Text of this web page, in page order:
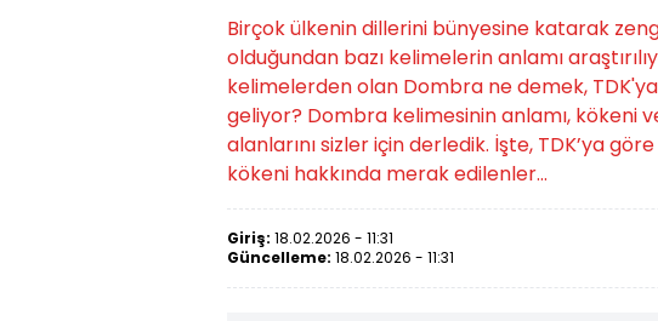
Birçok ülkenin dillerini bünyesine katarak
olduğundan bazı kelimelerin anlamı
kelimelerden olan Dombra ne demek,
geliyor? Dombra kelimesinin anlamı, kökeni
alanlarını sizler için derledik. İşte, TDK’ya
kökeni hakkında merak edilenler...
Giriş: 18.02.2026 - 11:31
Güncelleme: 18.02.2026 - 11:31